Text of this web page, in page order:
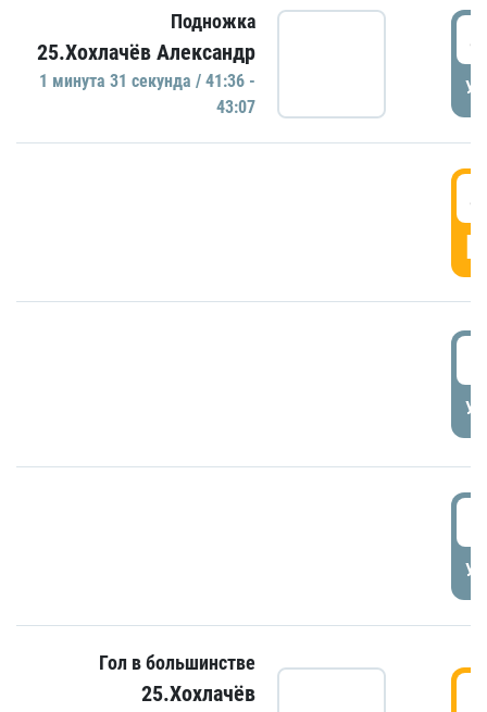
Подножка
25.Хохлачёв Александр
1 минутa 31 секундa / 41:36 -
43:07
Гол в большинстве
25.Хохлачёв